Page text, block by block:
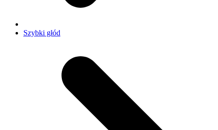
Szybki głód